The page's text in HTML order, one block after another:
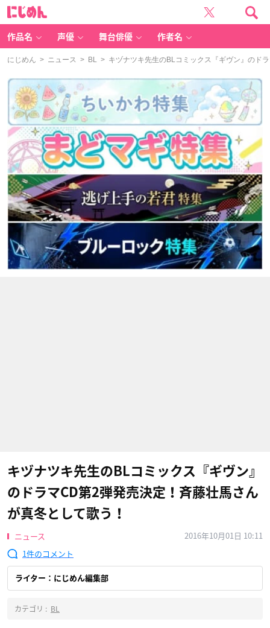
作品名 声優 舞台俳優 作者名
にじめん > ニュース > BL > キヅナツキ先生のBLコミックス『ギヴン』のド
キヅナツキ先生のBLコミックス『ギヴン』
のドラマCD第2弾発売決定！斉藤壮馬さん
が真冬として歌う！
ニュース
2016年10月01日 10:11
1
ライター：にじめん編集部
カテゴリ : BL